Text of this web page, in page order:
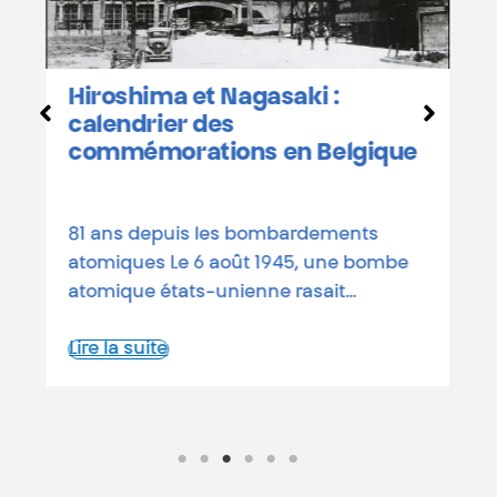
Hiroshima et Nagasaki :
calendrier des
commémorations en Belgique
81 ans depuis les bombardements
atomiques Le 6 août 1945, une bombe
atomique états-unienne rasait…
Lire la suite